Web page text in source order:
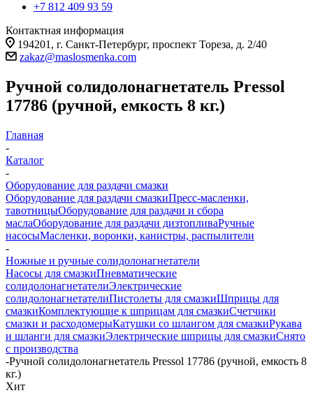
+7 812 409 93 59
Контактная информация
194201, г. Санкт-Петербург, проспект Тореза, д. 2/40
zakaz@maslosmenka.com
Ручной солидолонагнетатель Pressol
17786 (ручной, емкость 8 кг.)
Главная
-
Каталог
-
Оборудование для раздачи смазки
Оборудование для раздачи смазкиПресс-масленки,
тавотницыОборудование для раздачи и сбора
маслаОборудование для раздачи дизтопливаРучные
насосыМасленки, воронки, канистры, распылители
-
Ножные и ручные солидолонагнетатели
Насосы для смазкиПневматические
солидолонагнетателиЭлектрические
солидолонагнетателиПистолеты для смазкиШприцы для
смазкиКомплектующие к шприцам для смазкиСчетчики
смазки и расходомерыКатушки со шлангом для смазкиРукава
и шланги для смазкиЭлектрические шприцы для смазкиСнято
с производства
-Ручной солидолонагнетатель Pressol 17786 (ручной, емкость 8
кг.)
Хит